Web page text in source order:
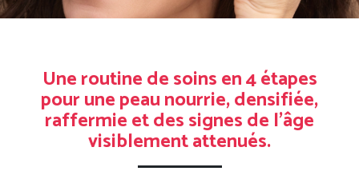
Une routine de soins en 4 étapes
pour une peau nourrie, densifiée,
raffermie et des signes de l’âge
visiblement attenués.